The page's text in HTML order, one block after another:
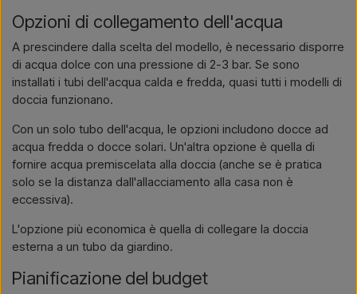
Opzioni di collegamento dell'acqua
A prescindere dalla scelta del modello, è necessario disporre
di acqua dolce con una pressione di 2-3 bar. Se sono
installati i tubi dell'acqua calda e fredda, quasi tutti i modelli di
doccia funzionano.
Con un solo tubo dell'acqua, le opzioni includono docce ad
acqua fredda o docce solari. Un'altra opzione è quella di
fornire acqua premiscelata alla doccia (anche se è pratica
solo se la distanza dall'allacciamento alla casa non è
eccessiva).
L'opzione più economica è quella di collegare la doccia
esterna a un tubo da giardino.
Pianificazione del budget